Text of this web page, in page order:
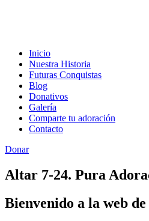
Inicio
Nuestra Historia
Futuras Conquistas
Blog
Donativos
Galería
Comparte tu adoración
Contacto
Donar
Altar 7-24. Pura
Bienvenido a la web